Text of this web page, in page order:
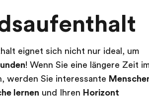
Alle Programme ansehen
eignet sich nicht nur ideal, um
! Wenn Sie eine längere Zeit
werden Sie interessante
lernen und Ihren Horizont